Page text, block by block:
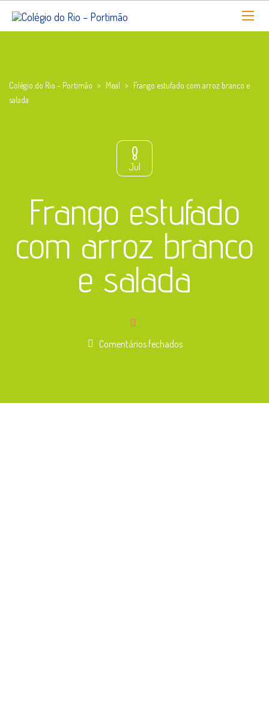
Colégio do Rio - Portimão > Meal > Frango estufado com arroz branco e
salada
8
Jul
Frango estufado
com arroz branco
e salada
Comentários fechadosem